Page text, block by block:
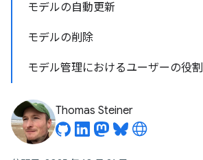
モデルの自動更新
モデルの削除
モデル管理におけるユーザーの役割
Thomas Steiner